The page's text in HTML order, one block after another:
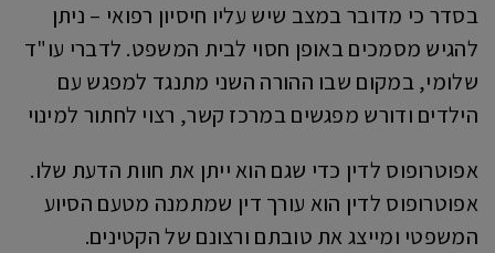
בסדר כי מדובר במצב שיש עליו חיסיון רפואי – ניתן
להגיש מסמכים באופן חסוי לבית המשפט. לדברי עו"ד
שלומי, במקום שבו ההורה השני מתנגד למפגש עם
הילדים ודורש מפגשים במרכז קשר, רצוי לחתור למינוי
אפוטרופוס לדין כדי שגם הוא ייתן את חוות הדעת שלו.
אפוטרופוס לדין הוא עורך דין שמתמנה מטעם הסיוע
המשפטי ומייצג את טובתם ורצונם של הקטינים.